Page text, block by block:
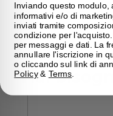
Hai
Inviando questo modulo,
informativi e/o di
inviati tramite
condizione per
per messaggi e dati. La
annullare l'iscrizione in
o cliccando sul link di
Policy& Terms